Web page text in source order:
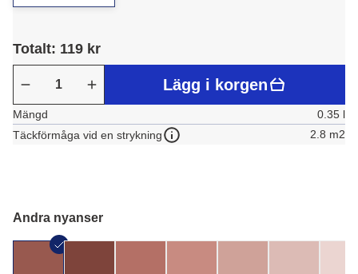
Totalt: 119 kr
Lägg i korgen
Mängd
0.35 l
Täckförmåga vid en strykning
2.8 m2
Andra nyanser